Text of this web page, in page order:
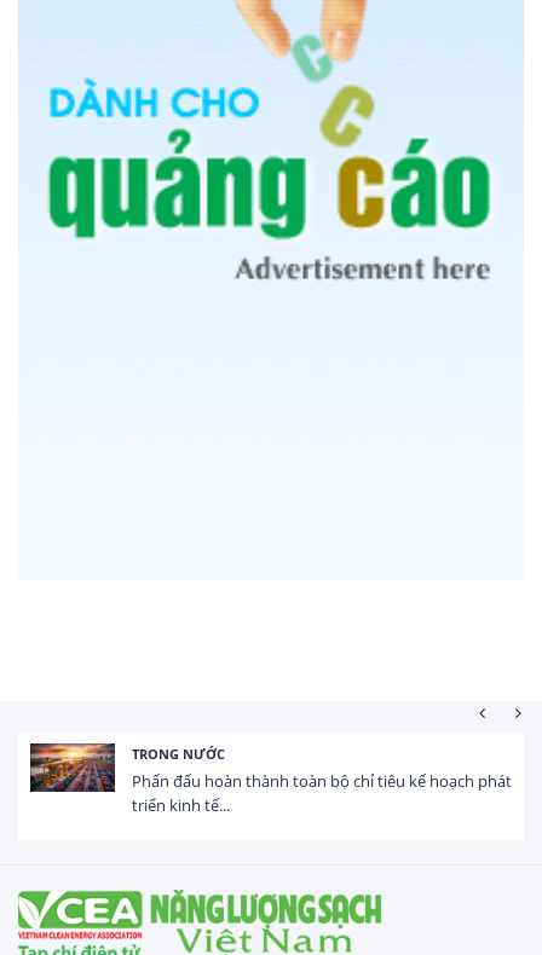
NƯỚC
đấu hoàn thành toàn bộ chỉ tiêu kế hoạch phát